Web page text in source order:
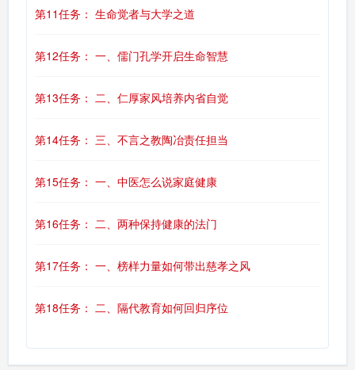
第11任务： 生命觉者与大学之道
第12任务： 一、儒门孔学开启生命智慧
第13任务： 二、仁厚家风培养内省自觉
第14任务： 三、不言之教陶冶责任担当
第15任务： 一、中医怎么说家庭健康
第16任务： 二、两种保持健康的法门
第17任务： 一、榜样力量如何带出慈孝之风
第18任务： 二、隔代教育如何回归序位